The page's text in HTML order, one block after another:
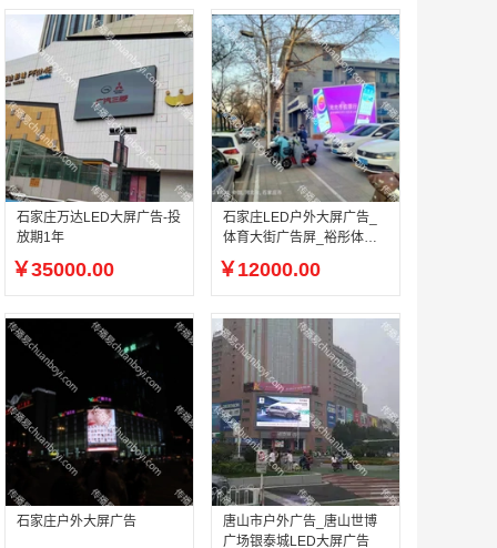
石家庄万达LED大屏广告-投
放期1年
￥35000.00
石家庄LED户外大屏广告_
体育大街广告屏_裕彤体育
馆南行1000米
￥12000.00
石家庄户外大屏广告
唐山市户外广告_唐山世博
广场银泰城LED大屏广告